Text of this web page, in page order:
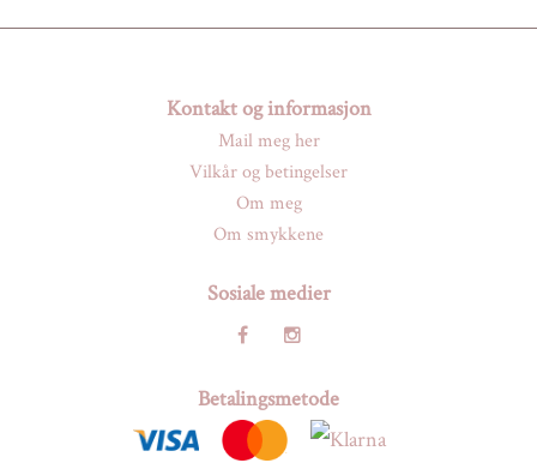
Kontakt og informasjon
Mail meg her
Vilkår og betingelser
Om meg
Om smykkene
Sosiale medier
Betalingsmetode